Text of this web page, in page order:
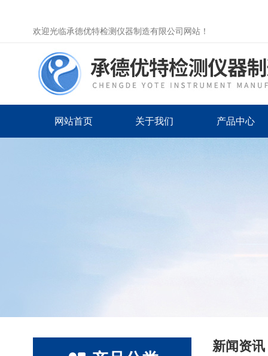
欢迎光临承德优特检测仪器制造有限公司网站！
网站首页 关于我们 产品中心
新闻资讯